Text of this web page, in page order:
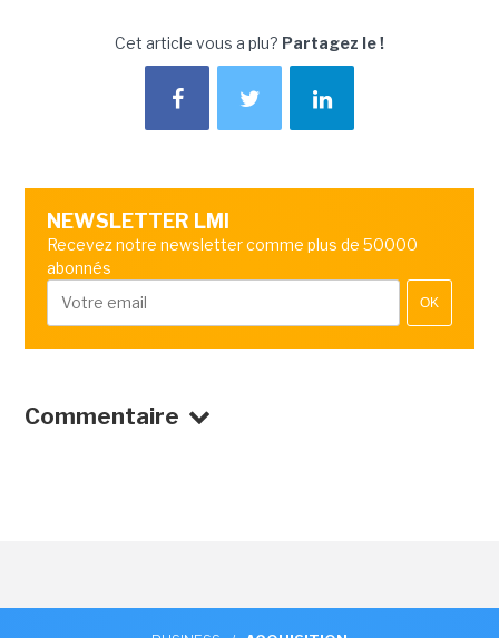
Cet article vous a plu? Partagez le !
NEWSLETTER LMI
Recevez notre newsletter comme plus de 50000
abonnés
OK
Commentaire